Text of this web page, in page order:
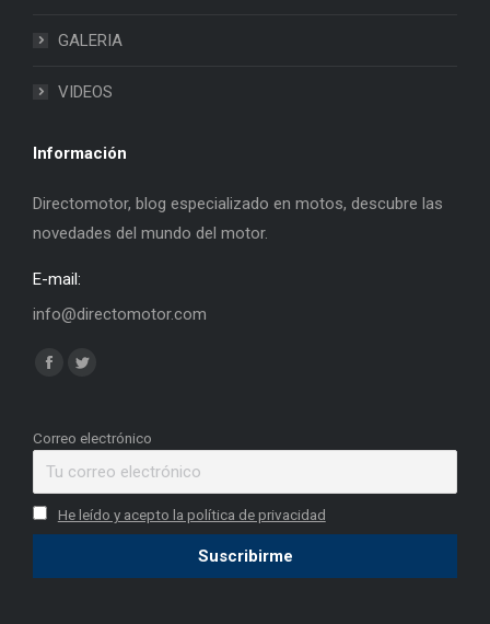
GALERIA
VIDEOS
Información
Directomotor, blog especializado en motos, descubre las
novedades del mundo del motor.
E-mail:
info@directomotor.com
Find us on:
Facebook
opens
window
Twitter
opens
window
Correo electrónico
He leído y acepto la política de privacidad